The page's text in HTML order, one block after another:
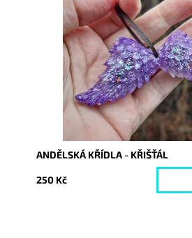
Dostupnost:
Vyprodáno
10435
ANDĚLSKÁ KŘÍDLA - KŘIŠŤÁL
250 Kč